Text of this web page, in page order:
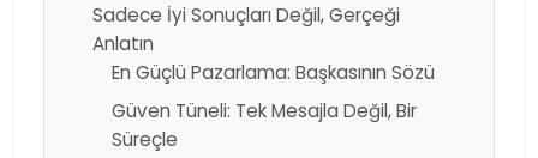
Sadece İyi Sonuçları Değil, Gerçeği
Anlatın
En Güçlü Pazarlama: Başkasının Sözü
Güven Tüneli: Tek Mesajla Değil, Bir
Süreçle